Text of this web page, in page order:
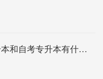
和自考专升本有什么